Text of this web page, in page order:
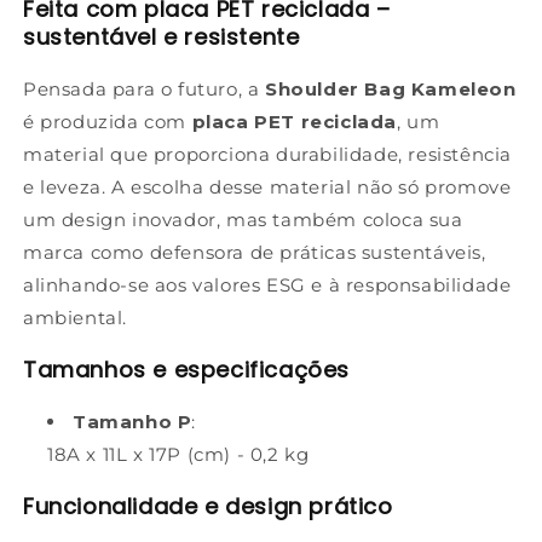
Feita com placa PET reciclada –
sustentável e resistente
Pensada para o futuro, a Shoulder Bag Kameleon
é produzida com placa PET reciclada, um
material que proporciona durabilidade, resistência
e leveza. A escolha desse material não só promove
um design inovador, mas também coloca sua
marca como defensora de práticas sustentáveis,
alinhando-se aos valores ESG e à responsabilidade
ambiental.
Tamanhos e especificações
Tamanho P:
18A x 11L x 17P (cm) - 0,2 kg
Funcionalidade e design prático